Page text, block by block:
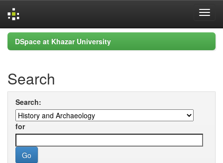
Skip
navigation
DSpace at Khazar University
Search
Search:
for